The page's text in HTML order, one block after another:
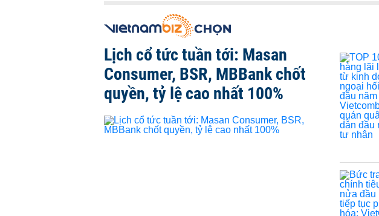
Lịch cổ tức tuần tới: Masan
Consumer, BSR, MBBank chốt
quyền, tỷ lệ cao nhất 100%